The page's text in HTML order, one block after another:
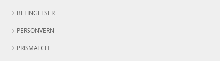
BETINGELSER
PERSONVERN
PRISMATCH